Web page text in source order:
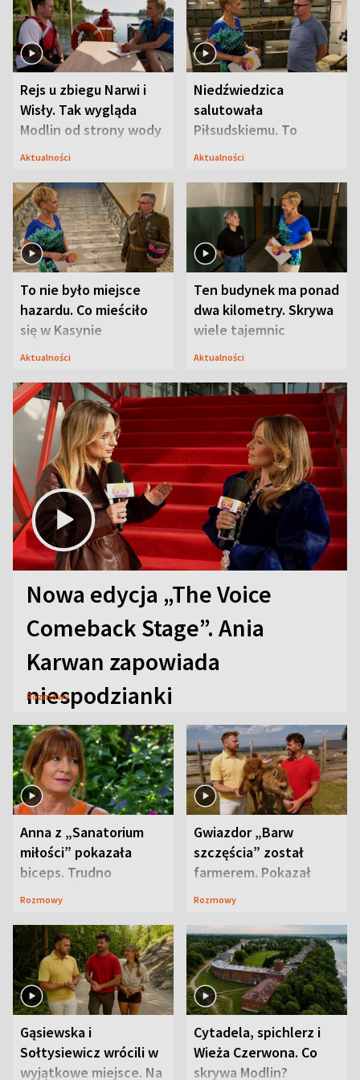
Rejs u zbiegu Narwi i
Wisły. Tak wygląda
Modlin od strony wody
Aktualności
Niedźwiedzica
salutowała
Piłsudskiemu. To
niejedyna tajemnica
Aktualności
To nie było miejsce
hazardu. Co mieściło
się w Kasynie
Oficerskim?
Aktualności
Ten budynek ma ponad
dwa kilometry. Skrywa
wiele tajemnic
Aktualności
Nowa edycja „The Voice
Comeback Stage”. Ania
Karwan zapowiada
niespodzianki
Rozmowy
Anna z „Sanatorium
miłości” pokazała
biceps. Trudno
uwierzyć, co przeszła
Rozmowy
Gwiazdor „Barw
szczęścia” został
farmerem. Pokazał
swoje niezwykłe
Rozmowy
Gąsiewska i
Sołtysiewicz wrócili w
wyjątkowe miejsce. Na
Cytadela, spichlerz i
Wieża Czerwona. Co
skrywa Modlin?